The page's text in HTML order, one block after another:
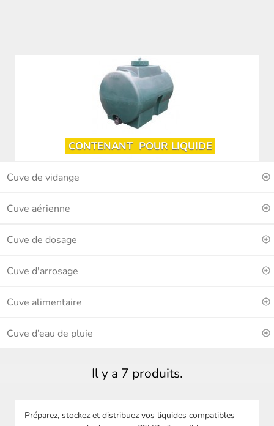
CONTENANT POUR LIQUIDE
Cuve de vidange
Cuve aérienne
Cuve de dosage
Cuve d'arrosage
Cuve alimentaire
Cuve d’eau de pluie
Il y a 7 produits.
Préparez, stockez et distribuez vos liquides compatibles